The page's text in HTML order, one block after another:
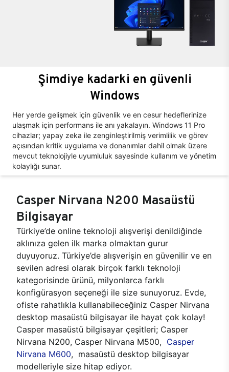
Şimdiye kadarki en güvenli
Windows
Her yerde gelişmek için güvenlik ve en cesur hedeflerinize
ulaşmak için performans ile anı yakalayın. Windows 11 Pro
cihazlar; yapay zeka ile zenginleştirilmiş verimlilik ve görev
açısından kritik uygulama ve donanımlar dahil olmak üzere
mevcut teknolojiyle uyumluluk sayesinde kullanım ve yönetim
kolaylığı sunar.
Casper Nirvana N200 Masaüstü
Bilgisayar
Türkiye’de online teknoloji alışverişi denildiğinde
aklınıza gelen ilk marka olmaktan gurur
duyuyoruz. Türkiye’de alışverişin en güvenilir ve en
sevilen adresi olarak birçok farklı teknoloji
kategorisinde ürünü, milyonlarca farklı
konfigürasyon seçeneği ile size sunuyoruz. Evde,
ofiste rahatlıkla kullanabileceğiniz Casper Nirvana
desktop masaüstü bilgisayar ile hayat çok kolay!
Casper masaüstü bilgisayar çeşitleri; Casper
Nirvana N200, Casper Nirvana M500, Casper
Nirvana M600, masaüstü desktop bilgisayar
modelleriyle size hitap ediyor.